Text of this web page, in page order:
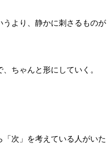
より、静かに刺さるものが
ちゃんと形にしていく。
次」を考えている人がいた